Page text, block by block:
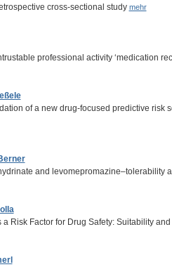
cross-sectional study mehr
professional activity ‘medication
of a new drug-focused predictive
and levomepromazine–tolerability
a Risk Factor for Drug Safety: Suitability